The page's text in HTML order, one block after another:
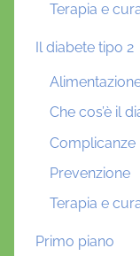
Terapia e
Il diabete tipo 2
Che cos’è il
Complicanze
Prevenzione
Terapia e
Primo piano